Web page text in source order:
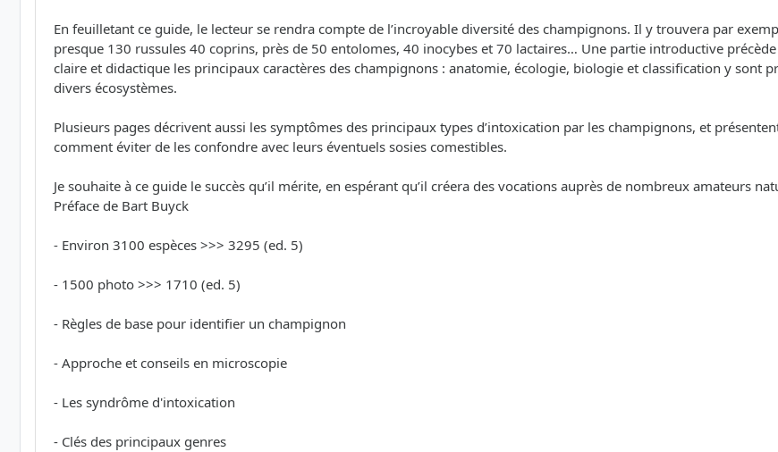
En feuilletant ce guide, le lecteur se rendra compte de l’incroyable diversité des champignons. Il y trouvera par
presque 130 russules 40 coprins, près de 50 entolomes, 40 inocybes et 70 lactaires… Une partie introductive
claire et didactique les principaux caractères des champignons : anatomie, écologie, biologie et classification y sont
divers écosystèmes.
Plusieurs pages décrivent aussi les symptômes des principaux types d’intoxication par les champignons, et
comment éviter de les confondre avec leurs éventuels sosies comestibles.
Je souhaite à ce guide le succès qu’il mérite, en espérant qu’il créera des vocations auprès de nombreux amateurs
Préface de Bart Buyck
- Environ 3100 espèces >>> 3295 (ed. 5)
- 1500 photo >>> 1710 (ed. 5)
- Règles de base pour identifier un champignon
- Approche et conseils en microscopie
- Les syndrôme d'intoxication
- Clés des principaux genres